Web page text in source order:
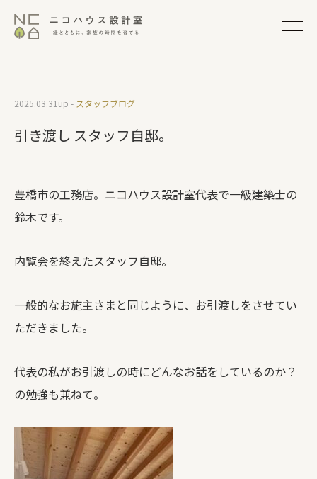
引き渡し スタッフ自邸。
2025.03.31 up - スタッフブログ
豊橋市の工務店。ニコハウス設計室代表で一級建築士の
鈴木です。
内覧会を終えたスタッフ自邸。
一般的なお施主さまと同じように、お引渡しをさせてい
ただきました。
代表の私がお引渡しの時にどんなお話をしているのか？
の勉強も兼ねて。